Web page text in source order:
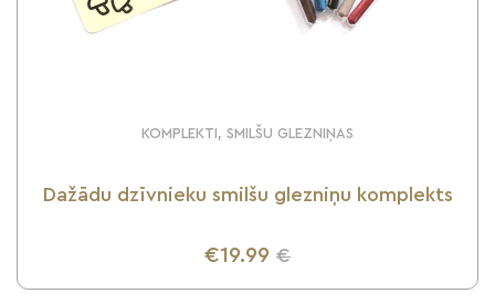
KOMPLEKTI, SMILŠU GLEZNIŅAS
Dažādu dzīvnieku smilšu glezniņu komplekts
€19.99 €
UZZINI VAIRĀK